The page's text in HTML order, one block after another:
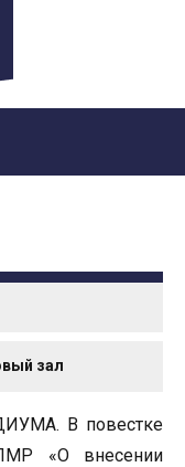
зал
В повестке
«О внесении